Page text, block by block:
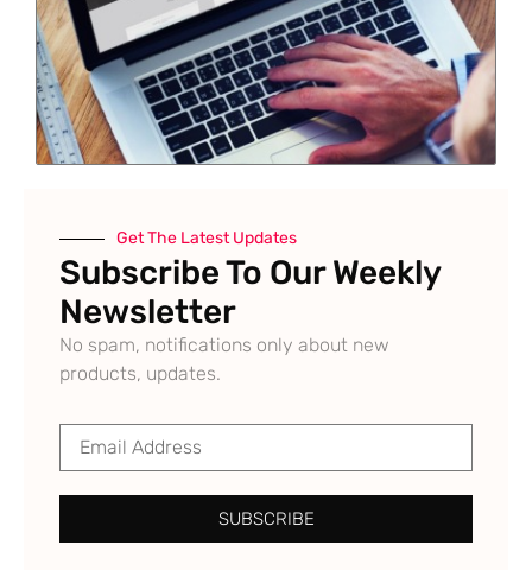
Get The Latest Updates
Subscribe To Our Weekly
Newsletter
No spam, notifications only about new
products, updates.
SUBSCRIBE